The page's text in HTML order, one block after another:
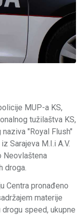
MUP-a KS,
tužilaštva KS,
"Royal Flush"
Sarajeva M.I.i A.V.
Neovlaštena
droga.
Centra pronađeno
materije
speed, ukupne